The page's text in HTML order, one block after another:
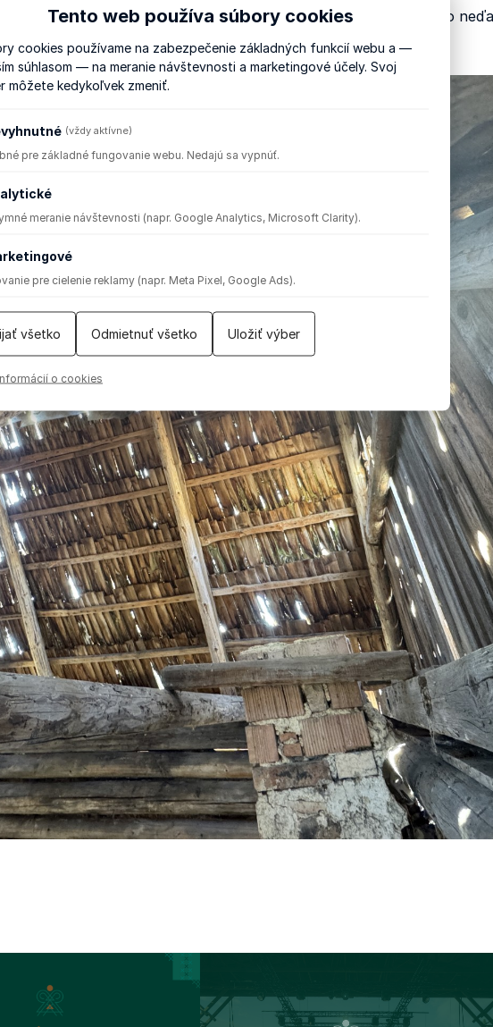
tradičných výrobkov priamo vo Východnej alebo výprava do
histórie Východnej pre ďalšie generácie.
Tento web používa súbory cookies
cookies používame na zabezpečenie základných funkcií webu a —
súhlasom — na meranie návštevnosti a marketingové účely. Svoj
môžete kedykoľvek zmeniť.
(vždy aktívne)
pre základné fungovanie webu. Nedajú sa vypnúť.
meranie návštevnosti (napr. Google Analytics, Microsoft Clarity).
pre cielenie reklamy (napr. Meta Pixel, Google Ads).
všetko Odmietnuť všetko Uložiť výber
o cookies